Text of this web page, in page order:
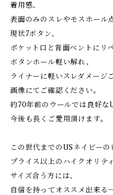
着用感、
表面のみのスレやモスホール
現状7ボタン、
ポケット口と背面ベントにリペ
ボタンホール軽い解れ、
ライナーに軽いスレダメージ
画像にてご確認ください。
約70年前のウールでは良好な
今後も長くご愛用頂けます。
この世代までのUSネイビーの
プライス以上のハイクオリティ
サイズ合う方には、
自信を持ってオススメ出来る